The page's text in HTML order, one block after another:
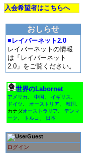
入会希望者はこちらへ
おしらせ
■レイバーネット2.0
レイバーネットの情報
は「レイバーネット
2.0」をご覧ください。
世界のLabornet
アメリカ 中国 イギリス
ドイツ
オーストリア 韓国
カナダオーストラリア
デンマ
ーク
トルコ 日本
Guest
ログイン